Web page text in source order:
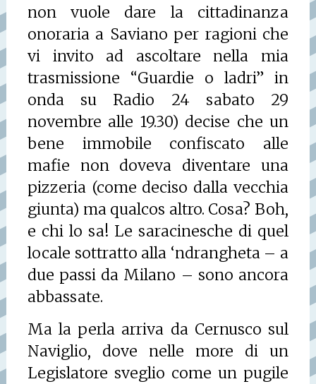
non vuole dare la cittadinanza
onoraria a Saviano per ragioni che
vi invito ad ascoltare nella mia
trasmissione “Guardie o ladri” in
onda su Radio 24 sabato 29
novembre alle 19.30) decise che un
bene immobile confiscato alle
mafie non doveva diventare una
pizzeria (come deciso dalla vecchia
giunta) ma qualcos altro. Cosa? Boh,
e chi lo sa! Le saracinesche di quel
locale sottratto alla ‘ndrangheta – a
due passi da Milano – sono ancora
abbassate.
Ma la perla arriva da Cernusco sul
Naviglio, dove nelle more di un
Legislatore sveglio come un pugile